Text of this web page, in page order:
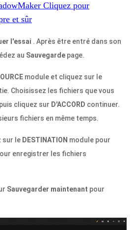
Cliquez pour
et sûr
l'essai . Après être entré dans son
au Sauvegarde page.
module et cliquez sur le
Choisissez les fichiers que vous
cliquez sur D'ACCORD continuer.
fichiers en même temps.
sur le DESTINATION module pour
enregistrer les fichiers
Sauvegarder maintenant pour